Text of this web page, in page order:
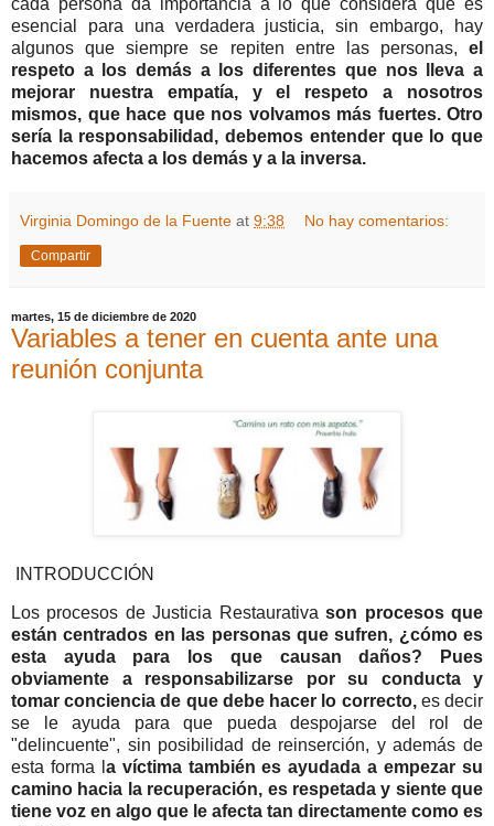
cada persona da importancia a lo que considera que es
esencial para una verdadera justicia, sin embargo, hay
algunos que siempre se repiten entre las personas, el
respeto a los demás a los diferentes que nos lleva a
mejorar nuestra empatía, y el respeto a nosotros
mismos, que hace que nos volvamos más fuertes. Otro
sería la responsabilidad, debemos entender que lo que
hacemos afecta a los demás y a la inversa.
Virginia Domingo de la Fuente at 9:38 No hay comentarios:
Compartir
martes, 15 de diciembre de 2020
Variables a tener en cuenta ante una
reunión conjunta
INTRODUCCIÓN
Los procesos de Justicia Restaurativason procesos que
están centrados en las personas que sufren, ¿cómo es
esta ayuda para los que causan daños? Pues
obviamente a responsabilizarse por su conducta y
tomar conciencia de que debe hacer lo correcto,es decir
se le ayuda para que pueda despojarse del rol de
"delincuente", sin posibilidad de reinserción, y además de
esta forma l a víctima también es ayudada a empezar su
camino hacia la recuperación, es respetada y siente que
tiene voz en algo que le afecta tan directamente como es